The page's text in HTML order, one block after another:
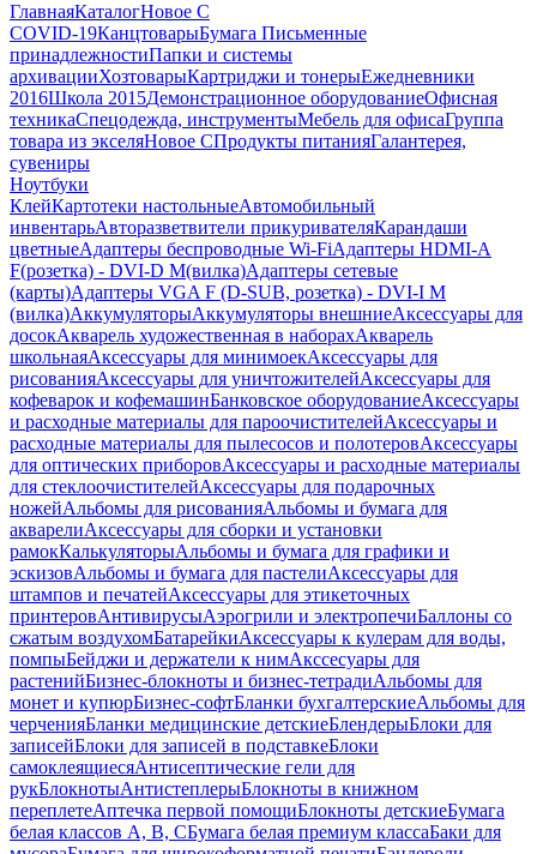
ГлавнаяКаталогНовое С
COVID-19КанцтоварыБумага Письменные
принадлежностиПапки и системы
архивацииХозтоварыКартриджи и тонерыЕжедневники
2016Школа 2015Демонстрационное оборудованиеОфисная
техникаСпецодежда, инструментыМебель для офисаГруппа
товара из экселяНовое СПродукты питанияГалантерея,
сувениры
Ноутбуки
КлейКартотеки настольныеАвтомобильный
инвентарьАвторазветвители прикуривателяКарандаши
цветныеАдаптеры беспроводные Wi-FiАдаптеры HDMI-A
F(розетка) - DVI-D M(вилка)Адаптеры сетевые
(карты)Адаптеры VGA F (D-SUB, розетка) - DVI-I M
(вилка)АккумуляторыАккумуляторы внешниеАксессуары для
досокАкварель художественная в наборахАкварель
школьнаяАксессуары для минимоекАксессуары для
рисованияАксессуары для уничтожителейАксессуары для
кофеварок и кофемашинБанковское оборудованиеАксессуары
и расходные материалы для пароочистителейАксессуары и
расходные материалы для пылесосов и полотеровАксессуары
для оптических приборовАксессуары и расходные материалы
для стеклоочистителейАксессуары для подарочных
ножейАльбомы для рисованияАльбомы и бумага для
акварелиАксессуары для сборки и установки
рамокКалькуляторыАльбомы и бумага для графики и
эскизовАльбомы и бумага для пастелиАксессуары для
штампов и печатейАксессуары для этикеточных
принтеровАнтивирусыАэрогрили и электропечиБаллоны со
сжатым воздухомБатарейкиАксессуары к кулерам для воды,
помпыБейджи и держатели к нимАкссесуары для
растенийБизнес-блокноты и бизнес-тетрадиАльбомы для
монет и купюрБизнес-софтБланки бухгалтерскиеАльбомы для
черченияБланки медицинские детскиеБлендерыБлоки для
записейБлоки для записей в подставкеБлоки
самоклеящиесяАнтисептические гели для
рукБлокнотыАнтистеплерыБлокноты в книжном
переплетеАптечка первой помощиБлокноты детскиеБумага
белая классов А, В, СБумага белая премиум классаБаки для